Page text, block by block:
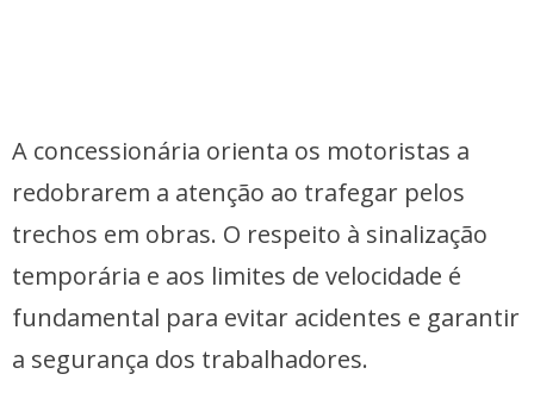
A concessionária orienta os motoristas a
redobrarem a atenção ao trafegar pelos
trechos em obras. O respeito à sinalização
temporária e aos limites de velocidade é
fundamental para evitar acidentes e garantir
a segurança dos trabalhadores.